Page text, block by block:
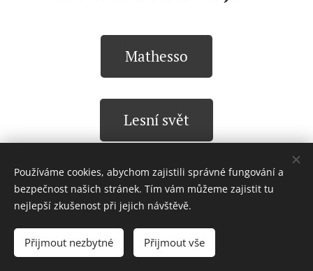
Mathesso
Lesní svět
© 2025 Všechna práva vyhrazena
Cookies
Používáme cookies, abychom zajistili správné fungování a
bezpečnost našich stránek. Tím vám můžeme zajistit tu
nejlepší zkušenost při jejich návštěvě.
Přijmout nezbytné Přijmout vše